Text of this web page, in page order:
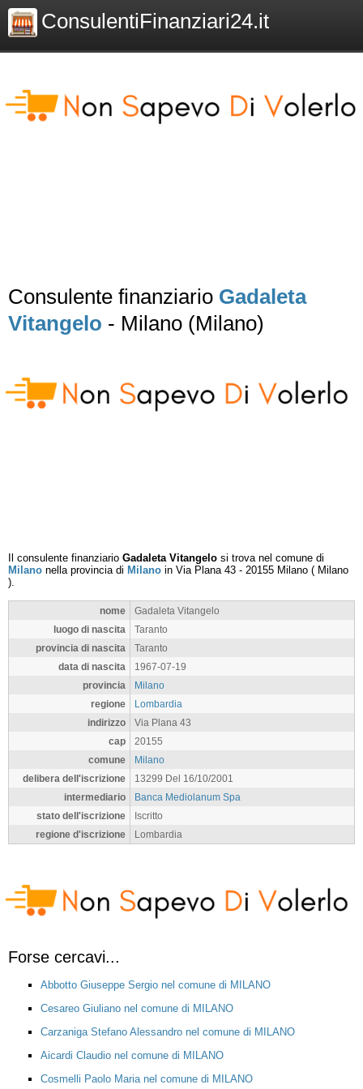
ConsulentiFinanziari24.it
Consulente finanziario Gadaleta
Vitangelo - Milano (Milano)
Il consulente finanziario Gadaleta Vitangelo si trova nel comune di
Milano nella provincia di Milano in Via Plana 43 - 20155 Milano ( Milano
).
nome
Gadaleta Vitangelo
luogo di nascita
Taranto
provincia di nascita
Taranto
data di nascita
1967-07-19
provincia
Milano
regione
Lombardia
indirizzo
Via Plana 43
cap
20155
comune
Milano
delibera dell'iscrizione
13299 Del 16/10/2001
intermediario
Banca Mediolanum Spa
stato dell'iscrizione
Iscritto
regione d'iscrizione
Lombardia
Forse cercavi...
Abbotto Giuseppe Sergio nel comune di MILANO
Cesareo Giuliano nel comune di MILANO
Carzaniga Stefano Alessandro nel comune di MILANO
Aicardi Claudio nel comune di MILANO
Cosmelli Paolo Maria nel comune di MILANO